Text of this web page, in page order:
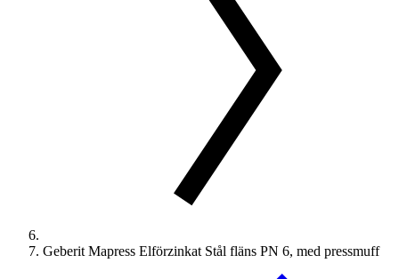
Geberit Mapress Elförzinkat Stål fläns PN 6, med pressmuff